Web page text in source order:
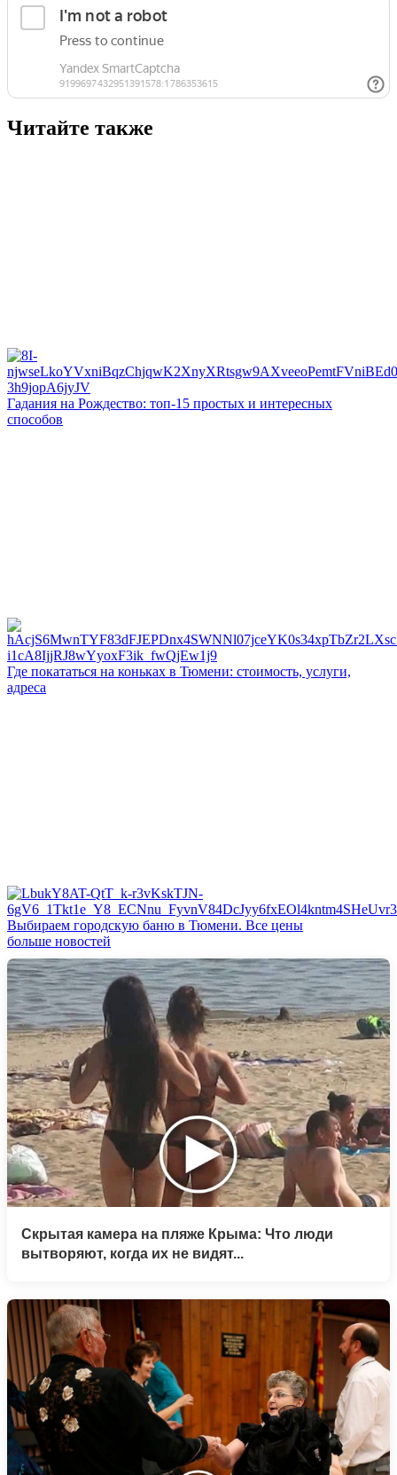
Читайте также
Гадания на Рождество: топ-15 простых и интересных
способов
Где покататься на коньках в Тюмени: стоимость, услуги,
адреса
Выбираем городскую баню в Тюмени. Все цены
больше новостей
Скрытая камера на пляже Крыма: Что люди
вытворяют, когда их не видят...